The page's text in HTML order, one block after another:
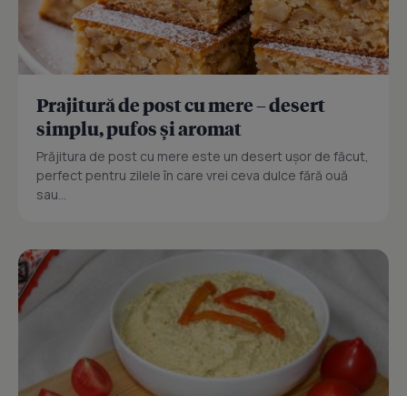
Prajitură de post cu mere – desert
simplu, pufos și aromat
Prăjitura de post cu mere este un desert ușor de făcut,
perfect pentru zilele în care vrei ceva dulce fără ouă
sau...